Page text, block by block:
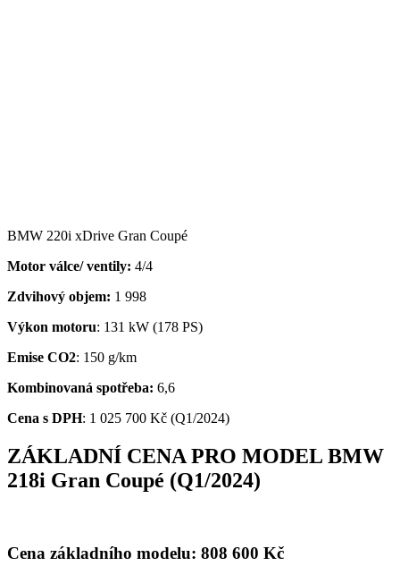
BMW 220i xDrive Gran Coupé
Motor válce/ ventily: 4/4
Zdvihový objem: 1 998
Výkon motoru: 131 kW (178 PS)
Emise CO2: 150 g/km
Kombinovaná spotřeba: 6,6
Cena s DPH: 1 025 700 Kč (Q1/2024)
ZÁKLADNÍ CENA PRO MODEL BMW
218i Gran Coupé (Q1/2024)
Cena základního modelu: 808 600 Kč